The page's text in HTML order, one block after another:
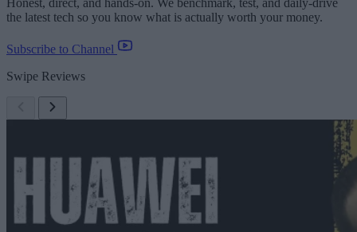
Honest, direct, and hands-on. We benchmark, test, and daily-drive
the latest tech so you know what is actually worth your money.
Subscribe to Channel
Swipe Reviews